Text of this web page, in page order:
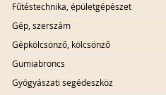
Fűtéstechnika, épületgépészet
Gép, szerszám
Gépkölcsönző, kölcsönző
Gumiabroncs
Gyógyászati segédeszköz